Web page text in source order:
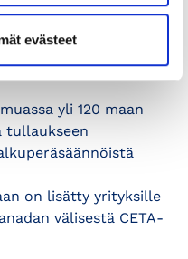
evästeet
on
jotka vievät
maihin.
yli 120 maan
tullaukseen
on lisätty yrityksille
välisestä CETA-